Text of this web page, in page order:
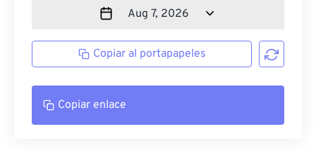
Copiar al portapapeles
Copiar enlace